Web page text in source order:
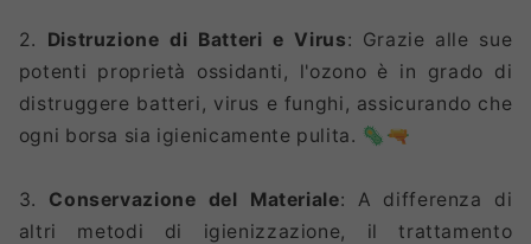
2. Distruzione di Batteri e Virus: Grazie alle sue
potenti proprietà ossidanti, l'ozono è in grado di
distruggere batteri, virus e funghi, assicurando che
ogni borsa sia igienicamente pulita. 🦠🔫
3. Conservazione del Materiale: A differenza di
altri metodi di igienizzazione, il trattamento